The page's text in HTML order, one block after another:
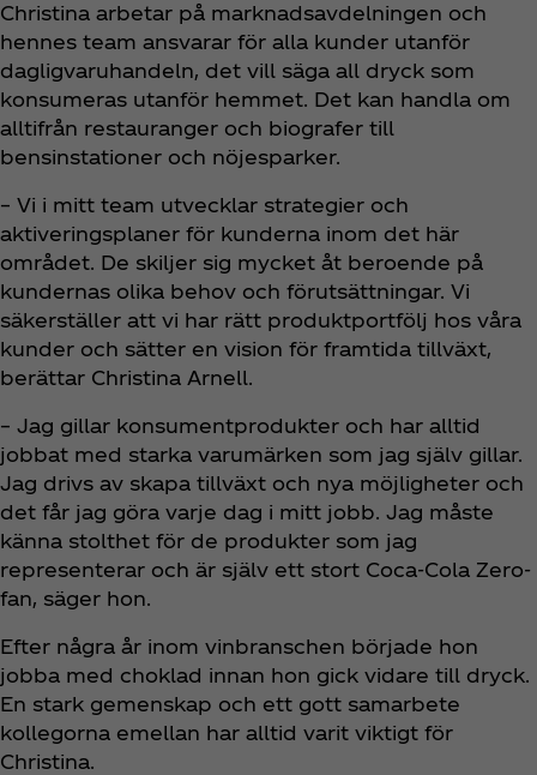
Christina arbetar på marknadsavdelningen och
hennes team ansvarar för alla kunder utanför
dagligvaruhandeln, det vill säga all dryck som
konsumeras utanför hemmet. Det kan handla om
alltifrån restauranger och biografer till
bensinstationer och nöjesparker.
– Vi i mitt team utvecklar strategier och
aktiveringsplaner för kunderna inom det här
området. De skiljer sig mycket åt beroende på
kundernas olika behov och förutsättningar. Vi
säkerställer att vi har rätt produktportfölj hos våra
kunder och sätter en vision för framtida tillväxt,
berättar Christina Arnell.
– Jag gillar konsumentprodukter och har alltid
jobbat med starka varumärken som jag själv gillar.
Jag drivs av skapa tillväxt och nya möjligheter och
det får jag göra varje dag i mitt jobb. Jag måste
känna stolthet för de produkter som jag
representerar och är själv ett stort Coca‑Cola Zero-
fan, säger hon.
Efter några år inom vinbranschen började hon
jobba med choklad innan hon gick vidare till dryck.
En stark gemenskap och ett gott samarbete
kollegorna emellan har alltid varit viktigt för
Christina.